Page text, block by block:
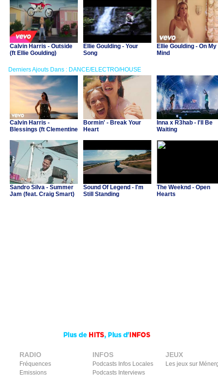
Calvin Harris - Outside
(ft Ellie Goulding)
Ellie Goulding - Your
Song
Ellie Goulding - On My
Mind
Derniers Ajouts Dans : DANCE/ELECTRO/HOUSE
Calvin Harris -
Blessings (ft Clementine
Bormin' - Break Your
Heart
Inna x R3hab - I'll Be
Waiting
Sandro Silva - Summer
Jam (feat. Craig Smart)
Sound Of Legend - I'm
Still Standing
The Weeknd - Open
Hearts
RADIO
Fréquences
Emissions
INFOS
Podcasts Infos Locales
Podcasts Interviews
JEUX
Les jeux sur